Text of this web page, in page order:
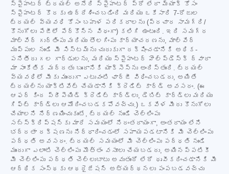
స్పైహంటర్ ట్రయల్ అనేది స్పైహంటర్ ప్రో లేదా మ్యాక్ కోసం
స్పైహంటర్ కొరకు ఉద్దేశించబడింది మరియు ఒకేసారి 7-రోజుల
ట్రయల్ వ్యవధి కోసం బహుళ పరికరాలను (ప్రచార సామగ్రి/
కొనుగోలు పేజీలో పేర్కొన్న విధంగా) కలిగి ఉంటుంది. ఇది సమగ్ర
మాల్వేర్ గుర్తింపు మరియు తొలగింపు కార్యాచరణను, మాల్వేర్
ముప్పుల నుండి మీ సిస్టమ్‌ను చురుకుగా రక్షించడానికి అధిక-
పనితీరు గల గార్డులను, మరియు స్పైహంటర్ హెల్ప్‌డెస్క్ ద్వారా
మా సాంకేతిక మద్దతు బృందానికి యాక్సెస్‌ను అందిస్తుంది. ట్రయల్
వ్యవధిలో మీకు ముందుగా ఎటువంటి ఛార్జీ విధించబడదు, అయితే
ట్రయల్‌ను యాక్టివేట్ చేయడానికి క్రెడిట్ కార్డ్ అవసరం. (ఈ
ఆఫర్ కింద ప్రీపెయిడ్ క్రెడిట్ కార్డ్‌లు, డెబిట్ కార్డ్‌లు మరియు
గిఫ్ట్ కార్డ్‌లు ఆమోదించబడకపోవచ్చు.) ఒకవేళ మీరు కొనుగోలు
చేయాలని నిర్ణయించుకుంటే, ట్రయల్ నుండి చెల్లింపు
సబ్‌స్క్రిప్షన్‌కు మారే సమయంలో నిరంతరాయంగా, అంతరాయం లేని
భద్రతా రక్షణను నిర్ధారించడంలో సహాయపడటానికి మీ చెల్లింపు
పద్ధతి అవసరం. ట్రయల్ సమయంలో మీ చెల్లింపు పద్ధతి నుండి
ముందుగా ఎలాంటి చెల్లింపు మొత్తం వసూలు చేయబడదు, అయినప్పటికీ
మీ చెల్లింపు పద్ధతి చెల్లుబాటు అవుతుందో లేదో ధృవీకరించడానికి మీ
ఆర్థిక సంస్థకు ఆథరైజేషన్ అభ్యర్థనలు పంపబడవచ్చు